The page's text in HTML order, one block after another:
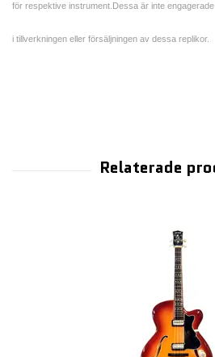
för respektive instrument.Dessa är inte engagerade
i tillverkningen eller försäljningen av dessa replikor.